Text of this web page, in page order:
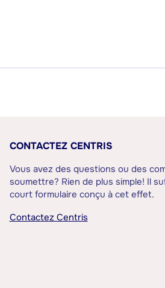
CONTACTEZ CENTRIS
Vous avez des questions ou des
soumettre? Rien de plus simple! Il
court formulaire conçu à cet effet.
Contactez Centris